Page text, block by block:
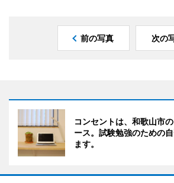
前の写真 次の
コンセントは、和歌山市
ース。試験勉強のための
ます。